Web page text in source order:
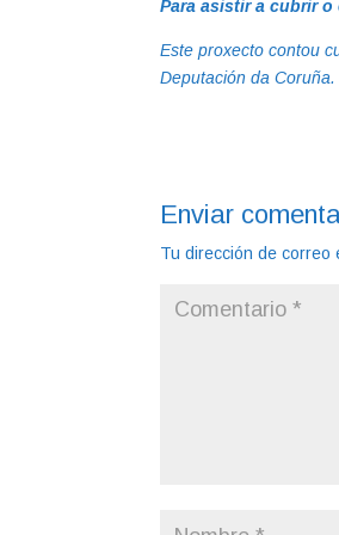
Para asistir a cubrir
Este proxecto contou
Deputación da Coruña.
Enviar
Tu dirección de correo